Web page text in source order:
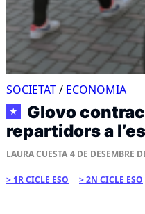
SOCIETAT/ ECONOMIA
★
Glovo
repartidors a
LAURA CUESTA 4 DE DESEMBRE
1R CICLE ESO 2N CICLE ESO